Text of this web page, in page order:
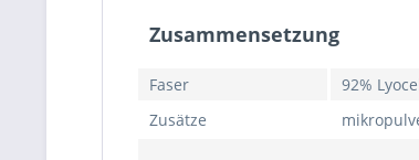
Zusammensetzung
Faser
92%
Zusätze